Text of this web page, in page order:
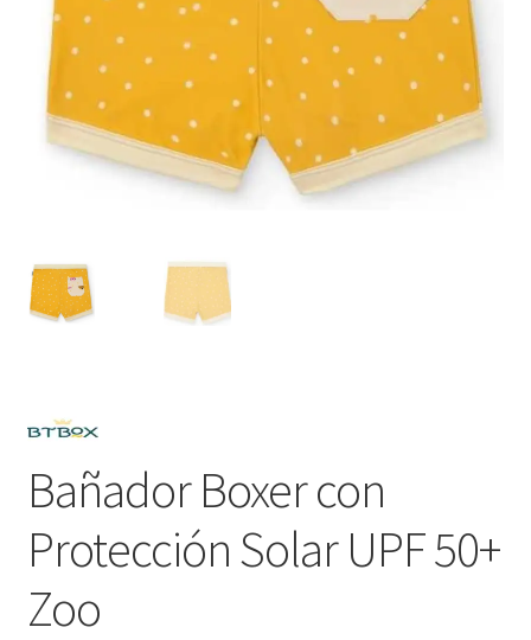
Bañador Boxer con
Protección Solar UPF 50+
Zoo